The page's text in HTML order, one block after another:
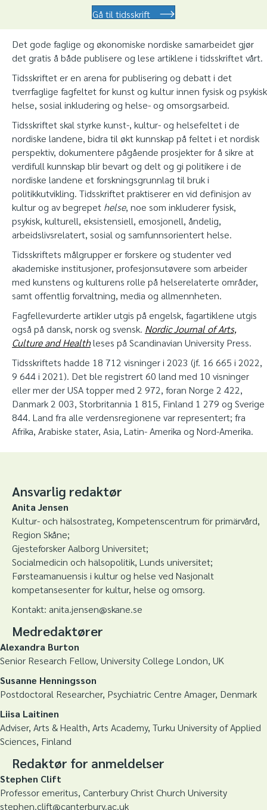
Gå til tidsskrift
Det gode faglige og økonomiske nordiske samarbeidet gjør
det gratis å både publisere og lese artiklene i tidsskriftet vårt.
Tidsskriftet er en arena for publisering og debatt i det
tverrfaglige fagfeltet for kunst og kultur innen fysisk og psykisk
helse, sosial inkludering og helse- og omsorgsarbeid.
Tidsskriftet skal styrke kunst-, kultur- og helsefeltet i de
nordiske landene, bidra til økt kunnskap på feltet i et nordisk
perspektiv, dokumentere pågående prosjekter for å sikre at
verdifull kunnskap blir bevart og delt og gi politikere i de
nordiske landene et forskningsgrunnlag til bruk i
politikkutvikling. Tidsskriftet praktiserer en vid definisjon av
kultur og av begrepet helse, noe som inkluderer fysisk,
psykisk, kulturell, eksistensiell, emosjonell, åndelig,
arbeidslivsrelatert, sosial og samfunnsorientert helse.
Tidsskriftets målgrupper er forskere og studenter ved
akademiske institusjoner, profesjonsutøvere som arbeider
med kunstens og kulturens rolle på helserelaterte områder,
samt offentlig forvaltning, media og allmennheten.
Fagfellevurderte artikler utgis på engelsk, fagartiklene utgis
også på dansk, norsk og svensk. Nordic Journal of Arts,
Culture and Healthleses på Scandinavian University Press.
Tidsskriftets hadde 18 712 visninger i 2023 (jf. 16 665 i 2022,
9 644 i 2021). Det ble registrert 60 land med 10 visninger
eller mer der USA topper med 2 972, foran Norge 2 422,
Danmark 2 003, Storbritannia 1 815, Finland 1 279 og Sverige
844. Land fra alle verdensregionene var representert; fra
Afrika, Arabiske stater, Asia, Latin- Amerika og Nord-Amerika.
Ansvarlig redaktør
Anita Jensen
Kultur- och hälsostrateg, Kompetenscentrum för primärvård,
Region Skåne;
Gjesteforsker Aalborg Universitet;
Socialmedicin och hälsopolitik, Lunds universitet;
Førsteamanuensis i kultur og helse ved Nasjonalt
kompetansesenter for kultur, helse og omsorg.
Kontakt: anita.jensen@skane.se
Medredaktører
Alexandra Burton
Senior Research Fellow, University College London, UK
Susanne Henningsson
Postdoctoral Researcher, Psychiatric Centre Amager, Denmark
Liisa Laitinen
Adviser, Arts & Health, Arts Academy, Turku University of Applied
Sciences, Finland
Redaktør for anmeldelser
Stephen Clift
Professor emeritus, Canterbury Christ Church University
stephen.clift@canterbury.ac.uk